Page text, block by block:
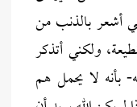
أشعر بالذنب من
ولكني أتذكر
بأنه لا يحمل هم